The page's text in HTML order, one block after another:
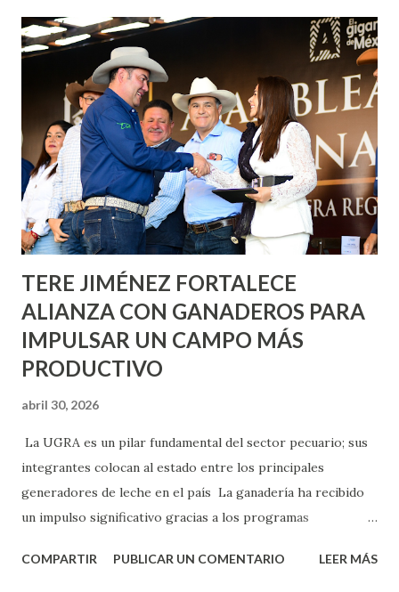
Corazón Urbano y el Municipio capital. Leo Montañez
informó que en este programa se usarán cerca de 90 mil
metros cuadrados de pintura, para dar inicio en la calle
Nieto, entre Jesús F. Elizondo y la calle 22 de Octubre, con
lo que se aplicará pintura en 66 casas. Posteriormente se
llevará este programa a Villas de Nuestra Señora de la
Asunción, Avenida Alameda y Decreto 27 de Septiembre, en
los edificios FOVISSSTE Ojo de Agua, en la comunidad
Norias de Paso Hondo y en los edificios de...
TERE JIMÉNEZ FORTALECE
ALIANZA CON GANADEROS PARA
IMPULSAR UN CAMPO MÁS
PRODUCTIVO
abril 30, 2026
La UGRA es un pilar fundamental del sector pecuario; sus
integrantes colocan al estado entre los principales
generadores de leche en el país La ganadería ha recibido
un impulso significativo gracias a los programas
muestra de su respaldo firme y decidido al campo, la
COMPARTIR PUBLICAR UN COMENTARIO LEER MÁS